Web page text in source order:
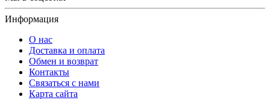
Информация
О нас
Доставка и оплата
Обмен и возврат
Контакты
Связаться с нами
Карта сайта